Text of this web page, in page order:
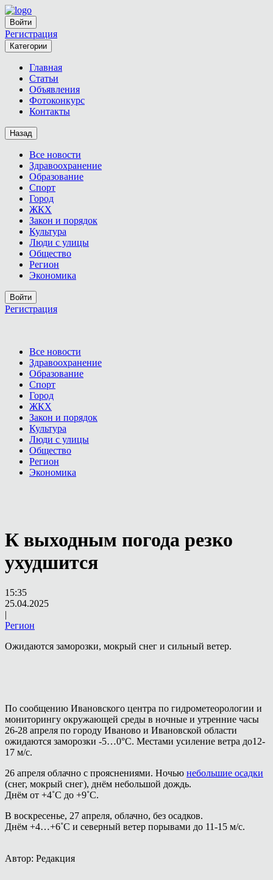
Войти
Регистрация
Категории
Главная
Статьи
Объявления
Фотоконкурс
Контакты
Назад
Все новости
Здравоохранение
Образование
Спорт
Город
ЖКХ
Закон и порядок
Культура
Люди с улицы
Общество
Регион
Экономика
Войти
Регистрация
Все новости
Здравоохранение
Образование
Спорт
Город
ЖКХ
Закон и порядок
Культура
Люди с улицы
Общество
Регион
Экономика
К выходным погода резко
ухудшится
15:35
25.04.2025
|
Регион
Ожидаются заморозки, мокрый снег и сильный ветер.
По сообщению Ивановского центра по гидрометеорологии и
мониторингу окружающей среды в ночные и утренние часы
26-28 апреля по городу Иваново и Ивановской области
ожидаются заморозки -5…0°С. Местами усиление ветра до12-
17 м/с.
26 апреля облачно с прояснениями. Ночью небольшие осадки
(снег, мокрый снег), днём небольшой дождь.
Днём от +4˚С до +9˚С.
В воскресенье, 27 апреля, облачно, без осадков.
Днём +4…+6˚С и северный ветер порывами до 11-15 м/с.
Автор: Редакция